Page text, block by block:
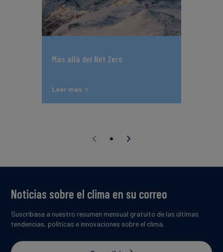
Más allá del Net Zero
Leer más
Noticias sobre el clima en su correo
Suscríbase a nuestro resumen mensual gratuito de las últimas
tendencias, políticas e innovaciones sobre el clima.